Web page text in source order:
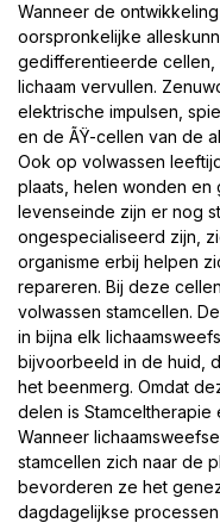
Wanneer de
oorspronkelijke
gedifferentieerde
lichaam vervullen.
elektrische impulsen,
en de ÃŸ-cellen van de
Ook op volwassen
plaats, helen wonden en
levenseinde zijn er nog
ongespecialiseerd zijn,
organisme erbij helpen
repareren. Bij deze
volwassen stamcellen.
in bijna elk
bijvoorbeeld in de huid,
het beenmerg. Omdat
delen is Stamceltherapie
Wanneer
stamcellen zich naar de
bevorderen ze het
dagdagelijkse